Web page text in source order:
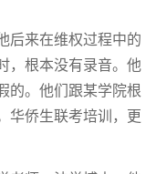
后来在维权过程中的
，根本没有录音。他
的。他们跟某学院根
华侨生联考培训，更